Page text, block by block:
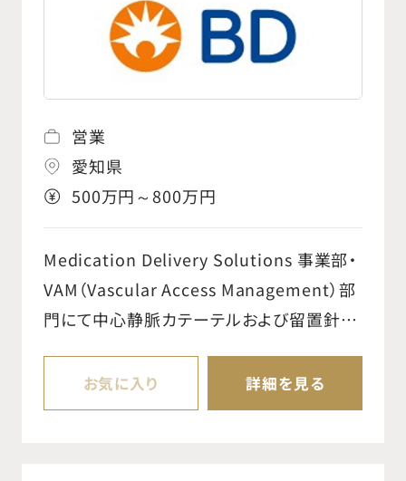
innovative and scientific way. ○
Create hospital channel plans for
engagement with KOLs,
endocrinologists, diabetologists and
allied health professionals. ○ Execute
the marketing plans by close
coordination with the Sales team and
medical and scientific affairs. ○
Create and execute an overall
Scientific conference participation
congresses. ○ Monitor and analyze
market situation and customer needs,
営業
愛知県
500万円～800万円
Medication Delivery Solutions 事業部・
VAM（Vascular Access Management）部
門にて中心静脈カテーテルおよび留置針を
ます。 【主な職務内容】 ○担当エリアの医療
機関・代理店への定期訪問および製品情報
お気に入り 詳細を見る